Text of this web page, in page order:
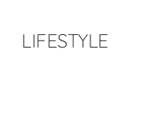
LIFESTYLE